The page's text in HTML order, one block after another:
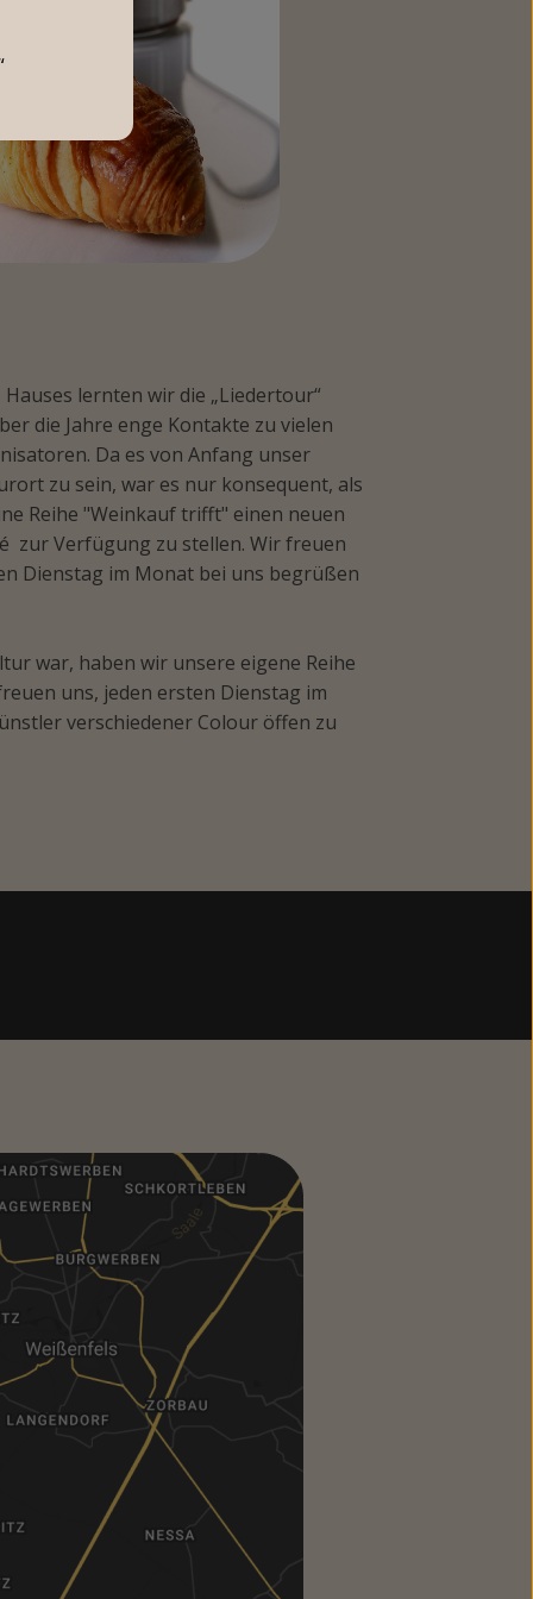
lernten wir die „Liedertour“
die Jahre enge Kontakte zu vielen
Da es von Anfang unser
zu sein, war es nur konsequent, als
Reihe "Weinkauf trifft" einen neuen
zur Verfügung zu stellen. Wir freuen
Dienstag im Monat bei uns begrüßen
war, haben wir unsere eigene Reihe
uns, jeden ersten Dienstag im
verschiedener Colour öffen zu